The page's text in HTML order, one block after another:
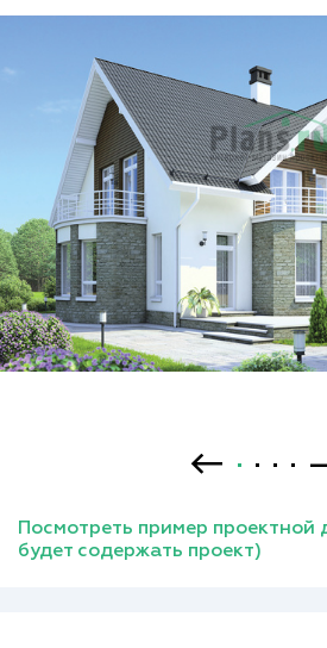
Посмотреть пример проектной
будет содержать проект)